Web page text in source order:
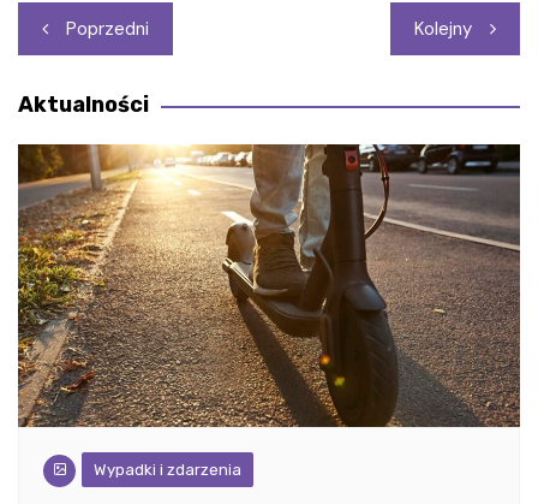
Nawigacja
wpisu
Poprzedni Kolejny
Aktualności
Wypadki i zdarzenia